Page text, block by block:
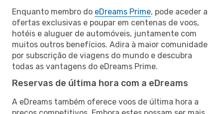
Enquanto membro do eDreams Prime, pode aceder a
ofertas exclusivas e poupar em centenas de voos,
hotéis e aluguer de automóveis, juntamente com
muitos outros benefícios. Adira à maior comunidade
por subscrição de viagens do mundo e descubra
todas as vantagens do eDreams Prime.
Reservas de última hora com a eDreams
A eDreams também oferece voos de última hora a